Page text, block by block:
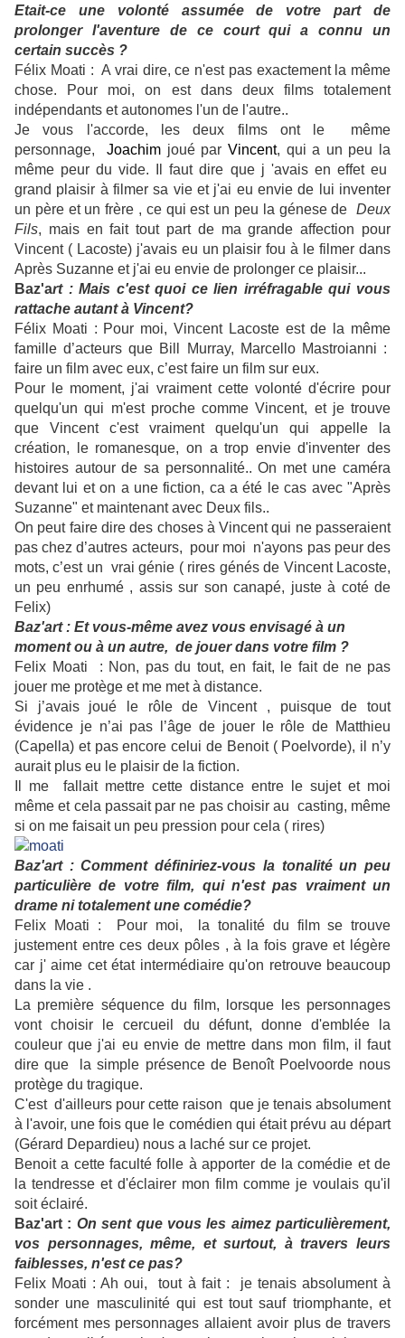
Etait-ce une volonté assumée de votre part de
prolonger l'aventure de ce court qui a connu un
certain succès ?
Félix Moati : A vrai dire, ce n'est pas exactement la même
chose. Pour moi, on est dans deux films totalement
indépendants et autonomes l'un de l'autre..
Je vous l'accorde, les deux films ont le même
personnage,Joachim joué parVincent, qui a un peu la
même peur du vide. Il faut dire que j 'avais en effet eu
grand plaisir à filmer sa vie et j'ai eu envie de lui inventer
un père et un frère , ce qui est un peu la génese de Deux
Fils, mais en fait tout part de ma grande affection pour
Vincent ( Lacoste) j'avais eu un plaisir fou à le filmer dans
Après Suzanne et j'ai eu envie de prolonger ce plaisir...
Baz'art : Mais c'est quoi ce lien irréfragable qui vous
rattache autant à Vincent?
Félix Moati : Pour moi, Vincent Lacoste est de la même
famille d’acteurs que Bill Murray, Marcello Mastroianni :
faire un film avec eux, c’est faire un film sur eux.
Pour le moment, j'ai vraiment cette volonté d'écrire pour
quelqu'un qui m'est proche comme Vincent, et je trouve
que Vincent c'est vraiment quelqu'un qui appelle la
création, le romanesque, on a trop envie d'inventer des
histoires autour de sa personnalité.. On met une caméra
devant lui et on a une fiction, ca a été le cas avec "Après
Suzanne" et maintenant avec Deux fils..
On peut faire dire des choses à Vincent qui ne passeraient
pas chez d’autres acteurs, pour moi n'ayons pas peur des
mots, c’est un vrai génie ( rires génés de Vincent Lacoste,
un peu enrhumé , assis sur son canapé, juste à coté de
Felix)
Baz'art : Et vous-même avez vous envisagé à un
moment ou à un autre, de jouer dans votre film ?
Felix Moati : Non, pas du tout, en fait, le fait de ne pas
jouer me protège et me met à distance.
Si j’avais joué le rôle de Vincent , puisque de tout
évidence je n’ai pas l’âge de jouer le rôle de Matthieu
(Capella) et pas encore celui de Benoit ( Poelvorde), il n’y
aurait plus eu le plaisir de la fiction.
Il me fallait mettre cette distance entre le sujet et moi
même et cela passait par ne pas choisir au casting, même
si on me faisait un peu pression pour cela ( rires)
Baz'art : Comment définiriez-vous la tonalité un peu
particulière de votre film, qui n'est pas vraiment un
drame ni totalement une comédie?
Felix Moati : Pour moi, la tonalité du film se trouve
justement entre ces deux pôles , à la fois grave et légère
car j' aime cet état intermédiaire qu'on retrouve beaucoup
dans la vie .
La première séquence du film, lorsque les personnages
vont choisir le cercueil du défunt, donne d'emblée la
couleur que j'ai eu envie de mettre dans mon film, il faut
dire que la simple présence de Benoît Poelvoorde nous
protège du tragique.
C'est d'ailleurs pour cette raison que je tenais absolument
à l'avoir, une fois que le comédien qui était prévu au départ
(Gérard Depardieu) nous a laché sur ce projet.
Benoit a cette faculté folle à apporter de la comédie et de
la tendresse et d'éclairer mon film comme je voulais qu'il
soit éclairé.
Baz'art : On sent que vous les aimez particulièrement,
vos personnages, même, et surtout, à travers leurs
faiblesses, n'est ce pas?
Felix Moati : Ah oui, tout à fait : je tenais absolument à
sonder une masculinité qui est tout sauf triomphante, et
forcément mes personnages allaient avoir plus de travers